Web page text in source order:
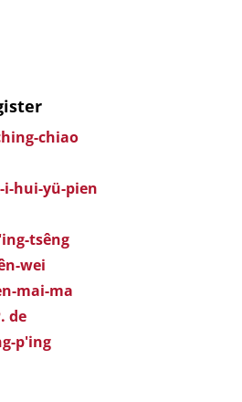
chiao
i-hui-yü-pien
tsêng
wei
mai-ma
de
p'ing